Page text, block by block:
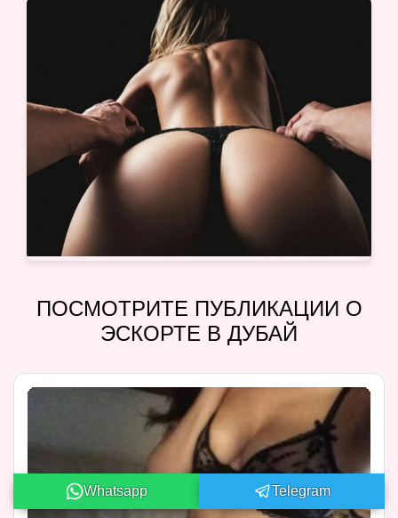
ПОСМОТРИТЕ ПУБЛИКАЦИИ О
ЭСКОРТЕ В ДУБАЙ
Whatsapp Telegram